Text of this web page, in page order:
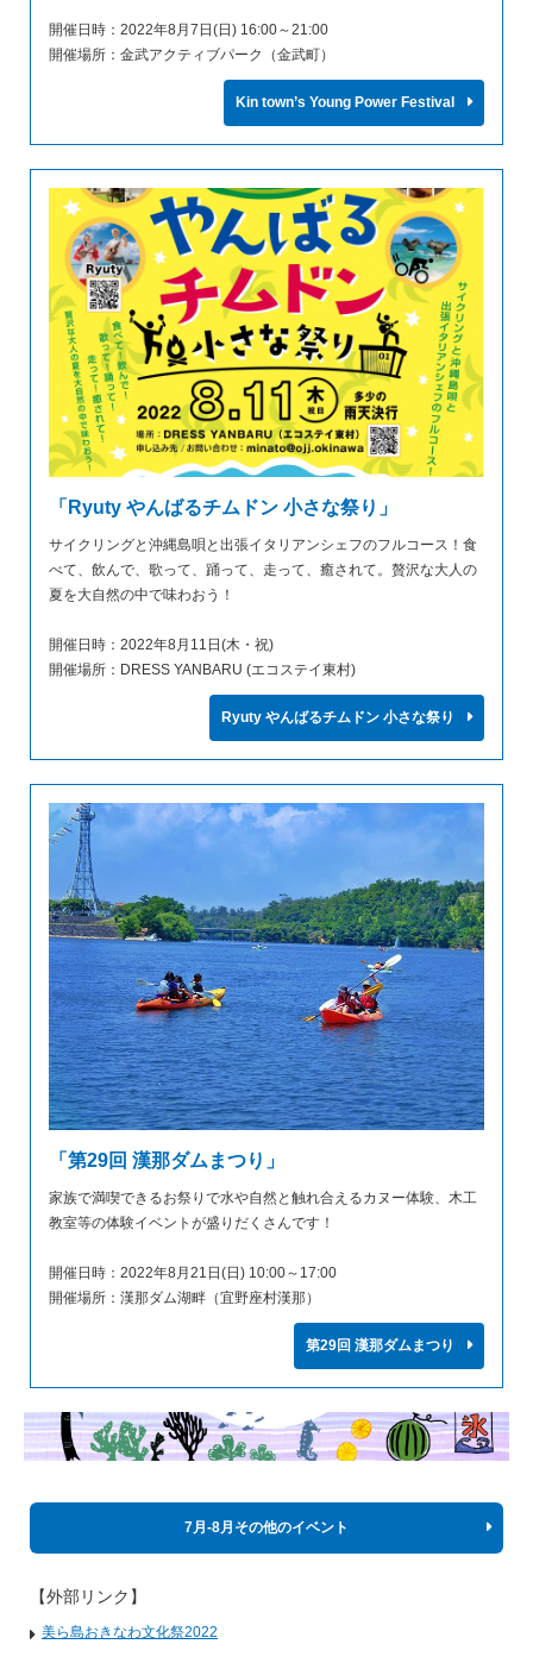
開催日時：2022年8月7日(日) 16:00～21:00
開催場所：金武アクティブパーク（金武町）
Kin town’s Young Power Festival
「Ryuty やんばるチムドン 小さな祭り」
サイクリングと沖縄島唄と出張イタリアンシェフのフルコース！食
べて、飲んで、歌って、踊って、走って、癒されて。贅沢な大人の
夏を大自然の中で味わおう！
開催日時：2022年8月11日(木・祝)
開催場所：DRESS YANBARU (エコステイ東村)
Ryuty やんばるチムドン 小さな祭り
「第29回 漢那ダムまつり」
家族で満喫できるお祭りで水や自然と触れ合えるカヌー体験、木工
教室等の体験イベントが盛りだくさんです！
開催日時：2022年8月21日(日) 10:00～17:00
開催場所：漢那ダム湖畔（宜野座村漢那）
第29回 漢那ダムまつり
7月-8月その他のイベント
【外部リンク】
美ら島おきなわ文化祭2022